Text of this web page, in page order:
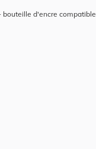
bouteille d'encre compatible